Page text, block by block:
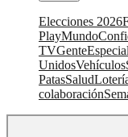
Elecciones 2026
PlayMundo
TVGente
UnidosVehículos
PatasSalud
colaboración